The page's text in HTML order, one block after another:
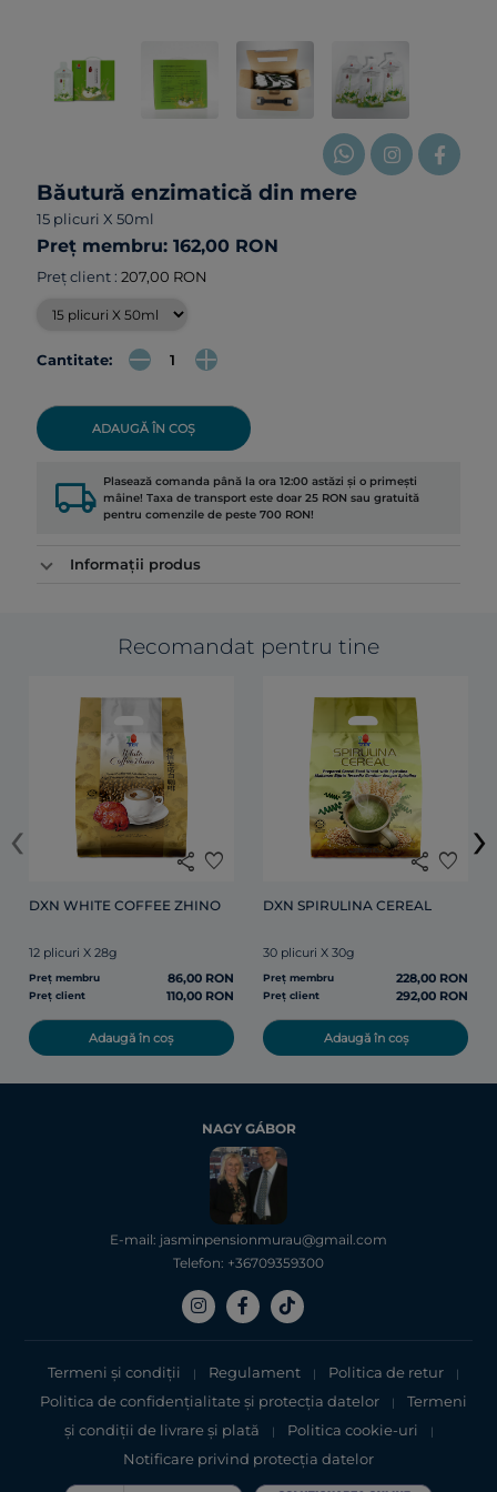
Băutură enzimatică din mere
15 plicuri X 50ml
Preț membru: 162,00 RON
Preț client : 207,00 RON
Cantitate:
ADAUGĂ ÎN COȘ
local_shipping Plasează comanda până la ora 12:00 astăzi și o primești
mâine! Taxa de transport este doar 25 RON sau gratuită
pentru comenzile de peste 700 RON!
Informații produs
Recomandat pentru tine
share favorite
DXN WHITE COFFEE ZHINO
12 plicuri X 28g
Preț membru 86,00 RON
Preț client 110,00 RON
Adaugă în coș
share favorite
DXN SPIRULINA CEREAL
30 plicuri X 30g
Preț membru 228,00 RON
Preț client 292,00 RON
Adaugă în coș
‹ ›
NAGY GÁBOR
E-mail: jasminpensionmurau@gmail.com
Telefon: +36709359300
Termeni și condiții | Regulament | Politica de retur |
Politica de confidențialitate şi protecţia datelor |
Termeni
şi condiții de livrare și plată
| Politica cookie-uri |
Notificare privind protecția datelor